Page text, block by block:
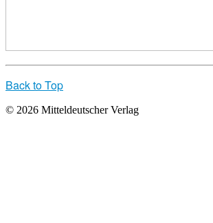
Back to Top
© 2026 Mitteldeutscher Verlag